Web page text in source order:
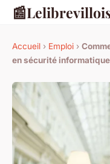
📰
Accueil › Emploi ›
en sécurité